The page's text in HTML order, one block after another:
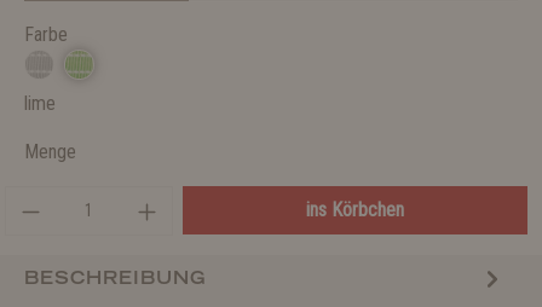
Farbe
lime
Menge
ins Körbchen
BESCHREIBUNG